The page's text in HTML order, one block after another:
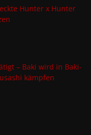
Hunter x Hunter
– Baki wird in Baki-
kämpfen